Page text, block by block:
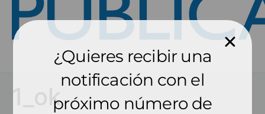
1_ok
¿Quieres recibir una
notificación con el
próximo número de